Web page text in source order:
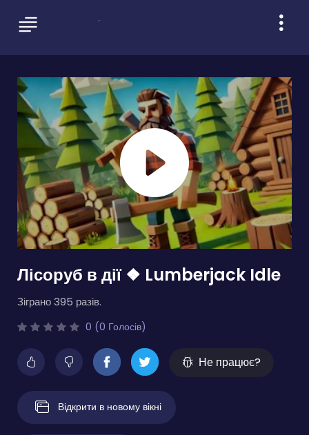
Лісоруб в дії ❖ Lumberjack Idle
Зіграно 395 разів.
0 (0 Голосів)
Не працює?
Відкрити в новому вікні